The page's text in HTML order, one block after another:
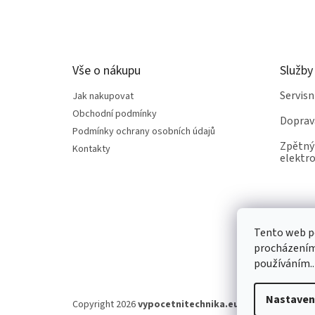
Tento web
Vše o nákupu
Jak nakupovat
Obchodní podmínky
Podmínky ochrany osobních údajů
Kontakty
Služby
Copyright 2026vypocetnitechnika.eu . Všechna práva